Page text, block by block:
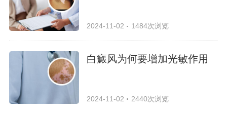
2024-11-02 1484次浏览
白癜风为何要增加光敏作用
2024-11-02 2440次浏览